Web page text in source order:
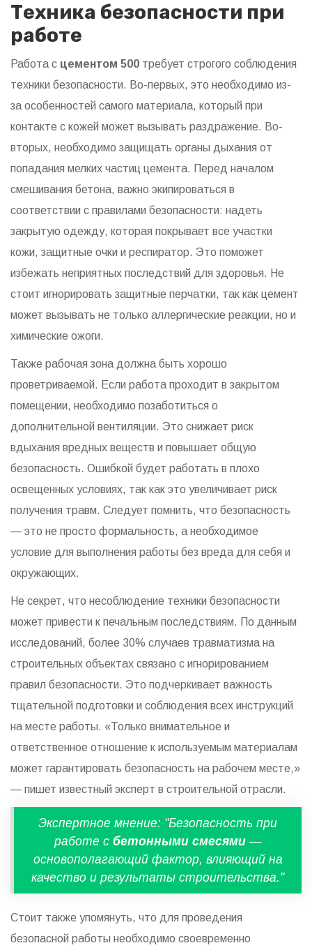
Техника безопасности при
работе
Работа с цементом 500 требует строгого соблюдения
техники безопасности. Во-первых, это необходимо из-
за особенностей самого материала, который при
контакте с кожей может вызывать раздражение. Во-
вторых, необходимо защищать органы дыхания от
попадания мелких частиц цемента. Перед началом
смешивания бетона, важно экипироваться в
соответствии с правилами безопасности: надеть
закрытую одежду, которая покрывает все участки
кожи, защитные очки и респиратор. Это поможет
избежать неприятных последствий для здоровья. Не
стоит игнорировать защитные перчатки, так как цемент
может вызывать не только аллергические реакции, но и
химические ожоги.
Также рабочая зона должна быть хорошо
проветриваемой. Если работа проходит в закрытом
помещении, необходимо позаботиться о
дополнительной вентиляции. Это снижает риск
вдыхания вредных веществ и повышает общую
безопасность. Ошибкой будет работать в плохо
освещенных условиях, так как это увеличивает риск
получения травм. Следует помнить, что безопасность
— это не просто формальность, а необходимое
условие для выполнения работы без вреда для себя и
окружающих.
Не секрет, что несоблюдение техники безопасности
может привести к печальным последствиям. По данным
исследований, более 30% случаев травматизма на
строительных объектах связано с игнорированием
правил безопасности. Это подчеркивает важность
тщательной подготовки и соблюдения всех инструкций
на месте работы. «Только внимательное и
ответственное отношение к используемым материалам
может гарантировать безопасность на рабочем месте,»
— пишет известный эксперт в строительной отрасли.
Экспертное мнение: "Безопасность при
работе с бетонными смесями—
основополагающий фактор, влияющий на
качество и результаты строительства."
Стоит также упомянуть, что для проведения
безопасной работы необходимо своевременно